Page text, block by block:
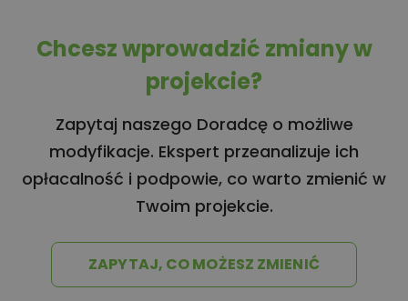
Chcesz wprowadzić zmiany w
projekcie?
Zapytaj naszego Doradcę o możliwe
modyfikacje. Ekspert przeanalizuje ich
opłacalność i podpowie, co warto zmienić w
Twoim projekcie.
ZAPYTAJ, CO MOŻESZ ZMIENIĆ